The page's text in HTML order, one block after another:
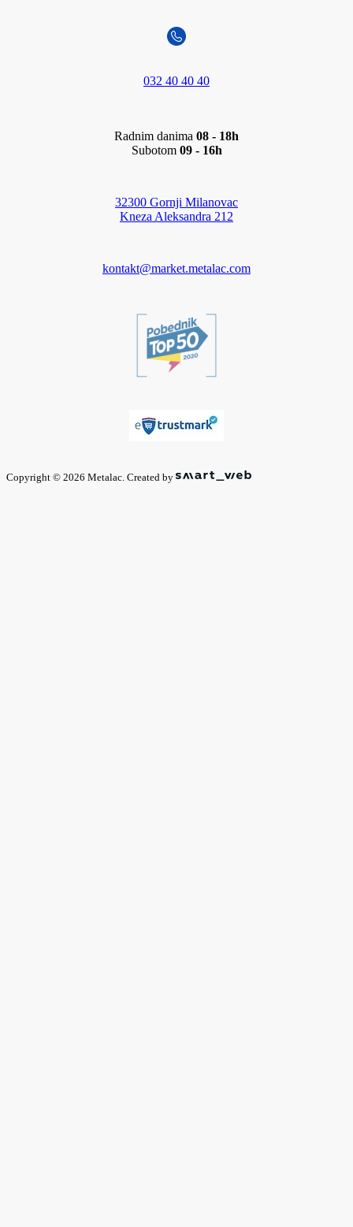
032 40 40 40
Radnim danima 08 - 18h
Subotom 09 - 16h
32300 Gornji Milanovac
Kneza Aleksandra 212
kontakt@market.metalac.com
Copyright © 2026 Metalac. Created by